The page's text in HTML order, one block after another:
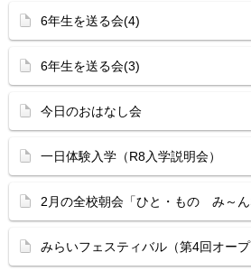
6年生を送る会(4)
6年生を送る会(3)
今日のおはなし会
一日体験入学（R8入学説明会）
2月の全校朝会「ひと・もの み～ん
みらいフェスティバル（第4回オー